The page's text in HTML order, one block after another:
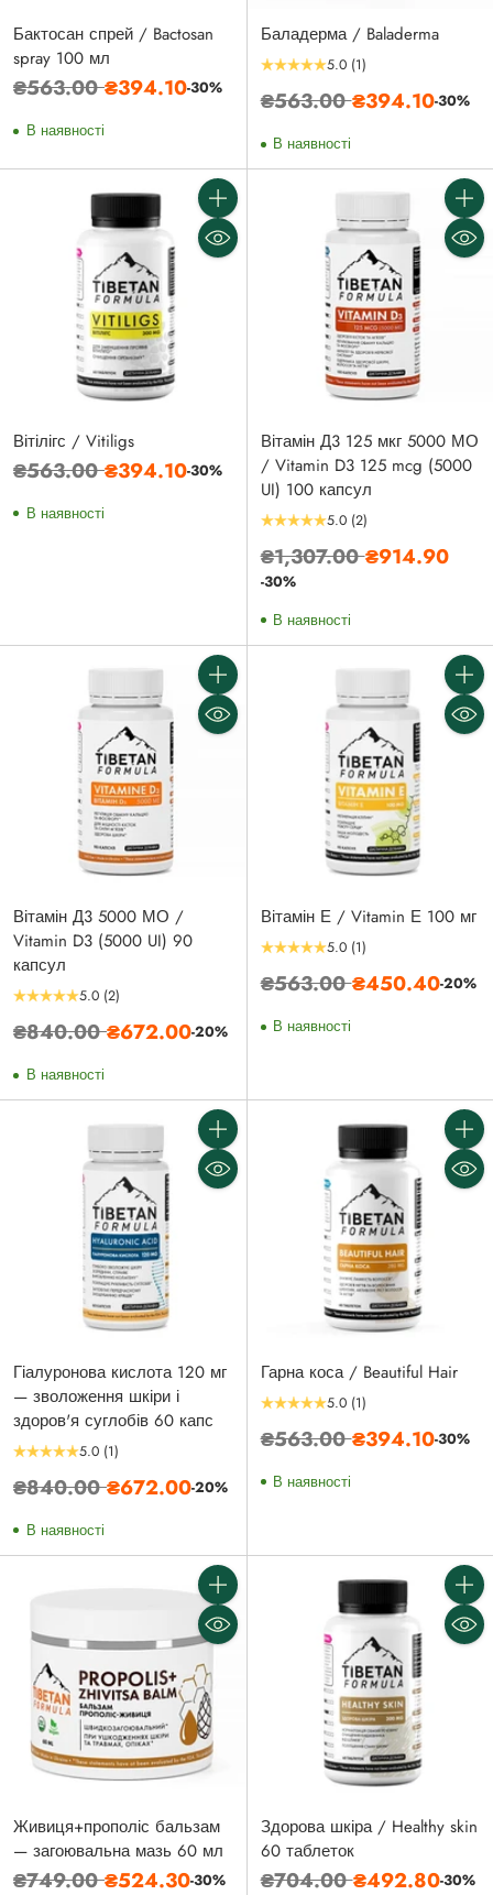
Бактосан спрей / Bactosan
spray 100 мл
Звичайна
₴563.00₴394.10-30%
В наявності
Баладерма / Baladerma
5.0 (1)
Звичайна
₴563.00₴394.10-30%
В наявності
Кількість
Вітілігс / Vitiligs
Звичайна
₴563.00₴394.10-30%
В наявності
Вітамін Д3 125 мкг 5000 МО
/ Vitamin D3 125 mcg (5000
UI) 100 капсул
5.0 (2)
Звичайна
ціна
₴1,307.00₴914.90
-30%
В наявності
Кількість
Вітамін Д3 5000 МО /
Vitamin D3 (5000 UI) 90
капсул
5.0 (2)
Звичайна
₴840.00₴672.00-20%
В наявності
Вітамін Е / Vitamin Е 100 мг
5.0 (1)
Звичайна
₴563.00₴450.40-20%
В наявності
Кількість
Гіалуронова кислота 120 мг
— зволоження шкіри і
здоров'я суглобів 60 капс
5.0 (1)
Звичайна
₴840.00₴672.00-20%
В наявності
Гарна коса / Beautiful Hair
5.0 (1)
Звичайна
₴563.00₴394.10-30%
В наявності
Кількість
Живиця+прополіс бальзам
— загоювальна мазь 60 мл
Звичайна
₴749.00₴524.30-30%
Здорова шкіра / Healthy skin
60 таблеток
Звичайна
₴704.00₴492.80-30%